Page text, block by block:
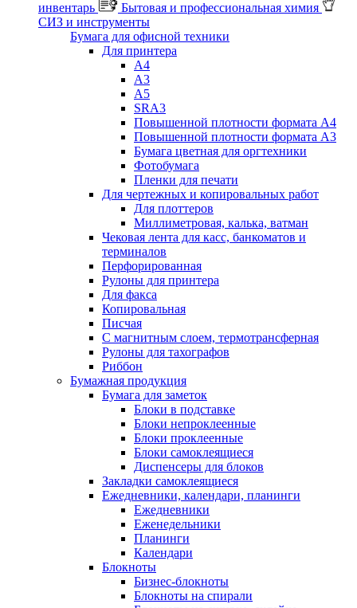
инвентарь
Бытовая и профессиональная химия
СИЗ и инструменты
Бумага для офисной техники
Для принтера
А4
А3
А5
SRA3
Повышенной плотности формата А4
Повышенной плотности формата А3
Бумага цветная для оргтехники
Фотобумага
Пленки для печати
Для чертежных и копировальных работ
Для плоттеров
Миллиметровая, калька, ватман
Чековая лента для касс, банкоматов и
терминалов
Перфорированная
Рулоны для принтера
Для факса
Копировальная
Писчая
С магнитным слоем, термотрансферная
Рулоны для тахографов
Риббон
Бумажная продукция
Бумага для заметок
Блоки в подставке
Блоки непроклеенные
Блоки проклеенные
Блоки самоклеящиеся
Диспенсеры для блоков
Закладки самоклеящиеся
Ежедневники, календари, планинги
Ежедневники
Еженедельники
Планинги
Календари
Блокноты
Бизнес-блокноты
Блокноты на спирали